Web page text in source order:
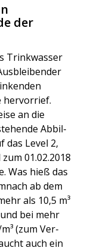
der
Trink­was­ser
her­vor­rief.
an die
Abbil­
das Level 2,
01.02.2018
Was hieß das
ab dem
als 10,5 m³
bei mehr
(zum Ver­
auch ein